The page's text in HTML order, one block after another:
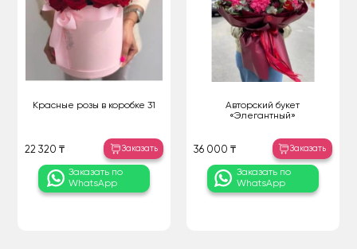
Красные розы в коробке 31
22 320 ₸ Заказать
Заказать по
WhatsApp
Авторский букет
«Элегантный»
36 000 ₸ Заказать
Заказать по
WhatsApp